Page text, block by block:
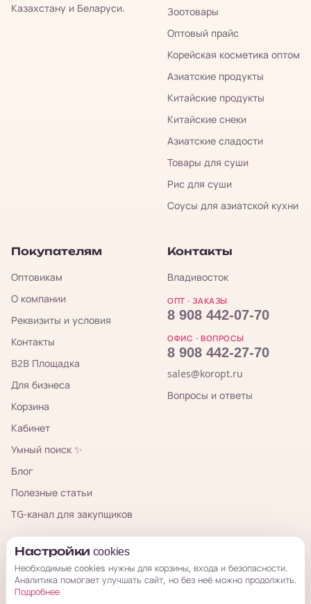
Казахстану и Беларуси.
Зоотовары
Оптовый прайс
Корейская косметика оптом
Азиатские продукты
Китайские продукты
Китайские снеки
Азиатские сладости
Товары для суши
Рис для суши
Соусы для азиатской кухни
Покупателям
Оптовикам
О компании
Реквизиты и условия
Контакты
B2B Площадка
Для бизнеса
Корзина
Кабинет
Умный поиск ✨
Блог
Полезные статьи
TG-канал для закупщиков
Контакты
Владивосток
ОПТ · ЗАКАЗЫ
8 908 442-07-70
ОФИС · ВОПРОСЫ
8 908 442-27-70
sales@koropt.ru
Вопросы и ответы
КорОпт
Настройки cookies
Необходимые cookies нужны для корзины, входа и безопасности.
Аналитика помогает улучшать сайт, но без неё можно продолжить.
Подробнее